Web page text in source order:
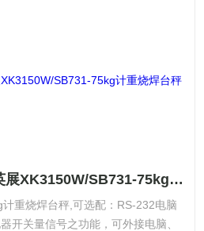
EXCELL XK3150W英展XK3150W/SB731-75kg计重烧焊台秤
重烧焊台秤,可选配：RS-232电脑
开关量信号之功能，可外接电脑、